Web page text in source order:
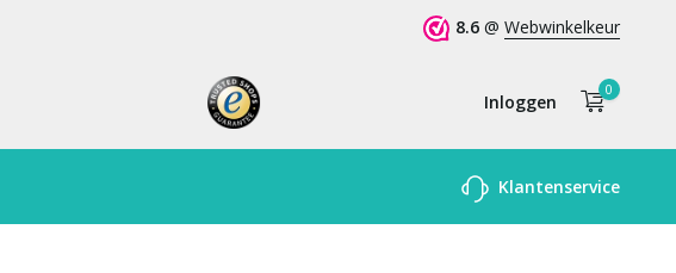
8.6 @ Webwinkelkeur
Inloggen
Account
0
Klantenservice